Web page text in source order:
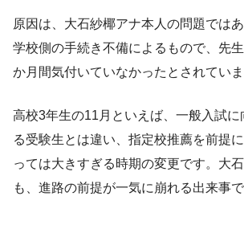
原因は、大石紗椰アナ本人の問題ではあ
学校側の手続き不備によるもので、先
か月間気付いていなかったとされていま
高校3年生の11月といえば、一般入試
る受験生とは違い、指定校推薦を前提
っては大きすぎる時期の変更です。大
も、進路の前提が一気に崩れる出来事で